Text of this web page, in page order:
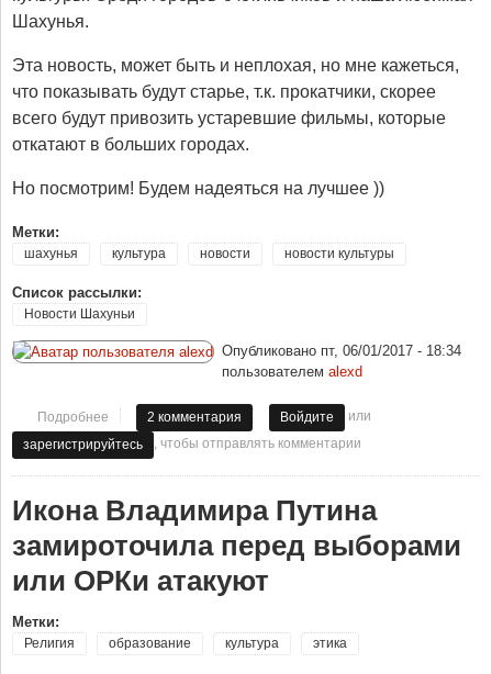
Шахунья.
Эта новость, может быть и неплохая, но мне кажеться,
что показывать будут старье, т.к. прокатчики, скорее
всего будут привозить устаревшие фильмы, которые
откатают в больших городах.
Но посмотрим! Будем надеяться на лучшее ))
Метки:
шахунья культура новости новости культуры
Список рассылки:
Новости Шахуньи
Опубликовано пт, 06/01/2017 - 18:34
пользователем alexd
Подробнее о Новости Шахуньи: В 2017 году в Шахунье будет 3D
кинотеатр.
2 комментария Войдите
или
зарегистрируйтесь
, чтобы отправлять комментарии
Икона Владимира Путина
замироточила перед выборами
или ОРКи атакуют
Метки:
Религия образование культура этика